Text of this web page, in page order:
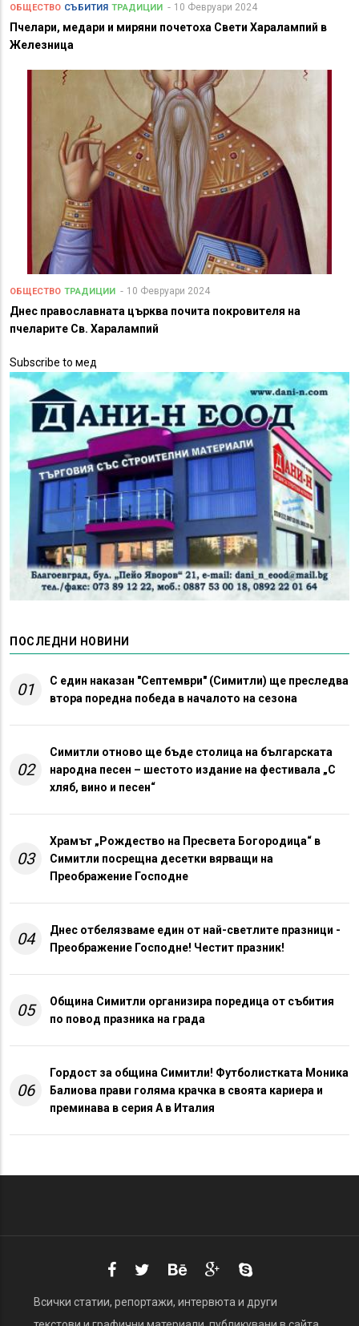
ОБЩЕСТВО СЪБИТИЯ ТРАДИЦИИ 10 Февруари 2024
Пчелари, медари и миряни почетоха Свети Харалампий в
Железница
ОБЩЕСТВО ТРАДИЦИИ 10 Февруари 2024
Днес православната църква почита покровителя на
пчеларите Св. Харалампий
Subscribe to мед
ПОСЛЕДНИ НОВИНИ
01
С един наказан "Септември" (Симитли) ще преследва
втора поредна победа в началото на сезона
02
Симитли отново ще бъде столица на българската
народна песен – шестото издание на фестивала „С
хляб, вино и песен“
03
Храмът „Рождество на Пресвета Богородица“ в
Симитли посрещна десетки вярващи на
Преображение Господне
04
Днес отбелязваме един от най-светлите празници -
Преображение Господне! Честит празник!
05
Община Симитли организира поредица от събития
по повод празника на града
06
Гордост за община Симитли! Футболистката Моника
Балиова прави голяма крачка в своята кариера и
преминава в серия А в Италия
Всички статии, репортажи, интервюта и други